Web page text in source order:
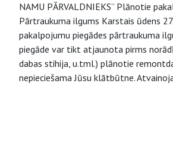
NAMU PĀRVALDNIEKS” Plānotie
Pārtraukuma ilgums Karstais ūdens
pakalpojumu piegādes pārtraukuma
piegāde var tikt atjaunota pirms
dabas stihija, u.tml.) plānotie
nepieciešama Jūsu klātbūtne.